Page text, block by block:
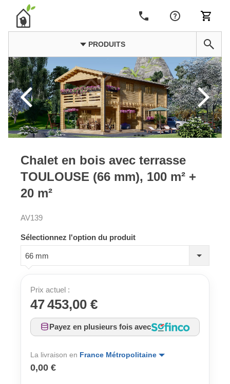
PRODUITS
Chalet en bois avec terrasse
TOULOUSE (66 mm), 100 m² +
20 m²
AV139
Sélectionnez l'option du produit
66 mm
Prix actuel :
47 453,00 €
Payez en plusieurs fois avec
La livraison en France Métropolitaine
0,00 €